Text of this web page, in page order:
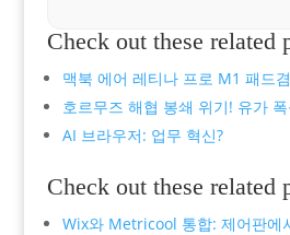
Check out these related
맥북 에어 레티나 프로 M1 패드
호르무즈 해협 봉쇄 위기! 유가
AI 브라우저: 업무 혁신?
Check out these related
Wix와 Metricool 통합: 제어판에